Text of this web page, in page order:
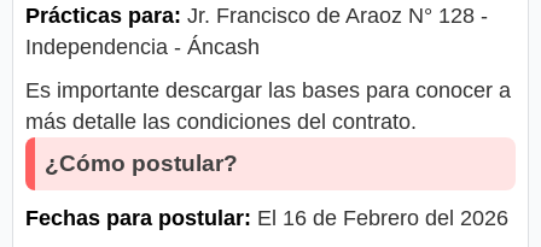
Prácticas para: Jr. Francisco de Araoz N° 128 -
Independencia - Áncash
Es importante descargar las bases para conocer a
más detalle las condiciones del contrato.
¿Cómo postular?
Fechas para postular: El 16 de Febrero del 2026